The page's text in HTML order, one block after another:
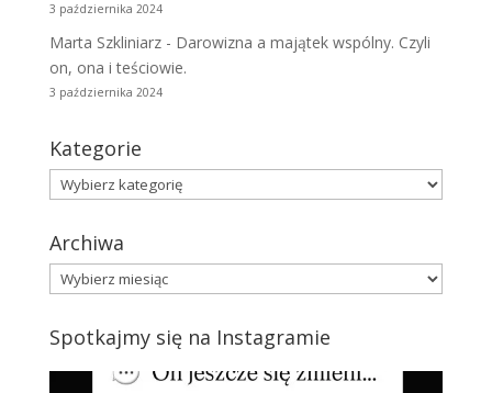
3 października 2024
Marta Szkliniarz- Darowizna a majątek wspólny. Czyli
on, ona i teściowie.
3 października 2024
Kategorie
Kategorie
Archiwa
Archiwa
Spotkajmy się na Instagramie